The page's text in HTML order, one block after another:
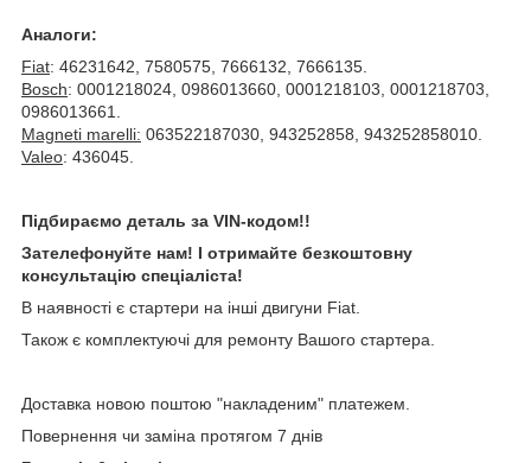
Аналоги:
Fiat: 46231642, 7580575, 7666132, 7666135.
Bosch: 0001218024, 0986013660, 0001218103, 0001218703,
0986013661.
Magneti marelli: 063522187030, 943252858, 943252858010.
Valeo: 436045.
Підбираємо деталь за VIN-кодом!!
Зателефонуйте нам! І отримайте безкоштовну
консультацію спеціаліста!
В наявності є стартери на інші двигуни Fiat.
Також є комплектуючі для ремонту Вашого стартера.
Доставка новою поштою "накладеним" платежем.
Повернення чи заміна протягом 7 днів